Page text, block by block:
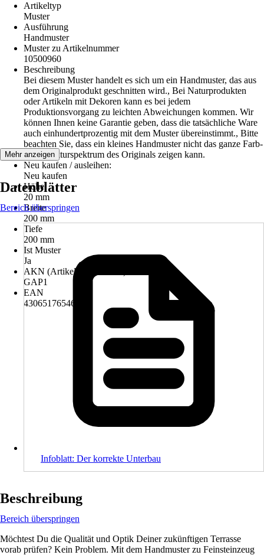
Artikeltyp
Muster
Ausführung
Handmuster
Muster zu Artikelnummer
10500960
Beschreibung
Bei diesem Muster handelt es sich um ein Handmuster, das aus
dem Originalprodukt geschnitten wird., Bei Naturprodukten
oder Artikeln mit Dekoren kann es bei jedem
Produktionsvorgang zu leichten Abweichungen kommen. Wir
können Ihnen keine Garantie geben, dass die tatsächliche Ware
auch einhundertprozentig mit dem Muster übereinstimmt., Bitte
beachten Sie, dass ein kleines Handmuster nicht das ganze Farb-
und Strukturspektrum des Originals zeigen kann.
Neu kaufen / ausleihen:
Neu kaufen
Höhe
20 mm
Breite
200 mm
Tiefe
200 mm
Ist Muster
Ja
AKN (Artikelkurznummer)
GAP1
EAN
4306517654603
Mehr anzeigen
Datenblätter
Bereich überspringen
Infoblatt: Der korrekte Unterbau
Beschreibung
Bereich überspringen
Möchtest Du die Qualität und Optik Deiner zukünftigen Terrasse
vorab prüfen? Kein Problem. Mit dem Handmuster zu Feinsteinzeug